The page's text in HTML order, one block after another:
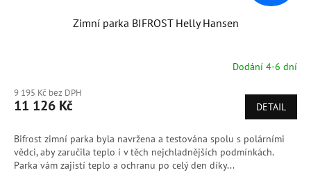
Zimní parka BIFROST Helly Hansen
Dodání 4-6 dní
9 195 Kč bez DPH
11 126 Kč DETAIL
Bifrost zimní parka byla navržena a testována spolu s polárními
vědci, aby zaručila teplo i v těch nejchladnějších podmínkách.
Parka vám zajistí teplo a ochranu po celý den díky...